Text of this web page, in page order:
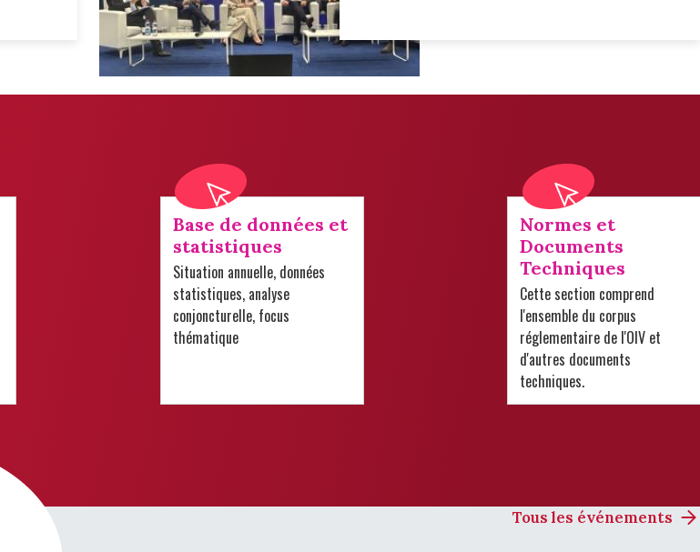
Base de données et
statistiques
Situation annuelle, données
statistiques, analyse
conjoncturelle, focus
thématique
Normes et
Documents
Techniques
Cette section comprend
l'ensemble du corpus
réglementaire de l'OIV et
d'autres documents
techniques.
Tous les événements